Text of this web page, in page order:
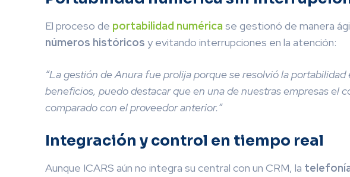
El proceso de portabilidad numérica se gestionó de manera
números históricos y evitando interrupciones en la atención:
“La gestión de Anura fue prolija porque se resolvió la
beneficios, puedo destacar que en una de nuestras empresas el
comparado con el proveedor anterior.”
Integración y control en tiempo real
Aunque ICARS aún no integra su central con un CRM, la